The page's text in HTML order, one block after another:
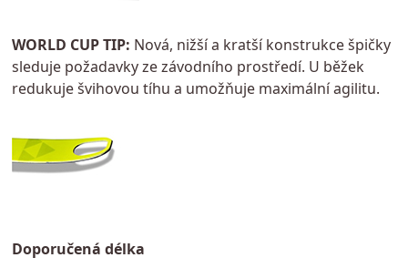
WORLD CUP TIP: Nová, nižší a kratší konstrukce špičky
sleduje požadavky ze závodního prostředí. U běžek
redukuje švihovou tíhu a umožňuje maximální agilitu.
Doporučená délka